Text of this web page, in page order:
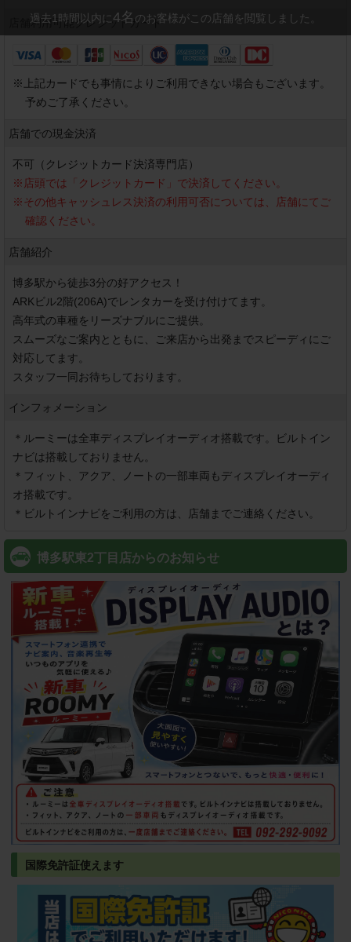
店舗利用可能クレジットカード
※
上記カードでも事情によりご利用できない場合もございます。
予めご了承ください。
店舗での現金決済
不可（クレジットカード決済専門店）
※ 店頭では「クレジットカード」で決済してください。
※その他キャッシュレス決済の利用可否については、店舗にてご
確認ください。
店舗紹介
博多駅から徒歩3分の好アクセス！
ARKビル2階(206A)でレンタカーを受け付けてます。
高年式の車種をリーズナブルにご提供。
スムーズなご案内とともに、ご来店から出発までスピーディにご
対応してます。
インフォメーション
＊ルーミーは全車ディスプレイオーディオ搭載です。ビルトイン
ナビは搭載しておりません。
＊フィット、アクア、ノートの一部車両もディスプレイオーディ
オ搭載です。
＊ビルトインナビをご利用の方は、店舗までご連絡ください。
博多駅東2丁目店からのお知らせ
国際免許証使えます
過去1時間以内に4名 のお客様がこの店舗を閲覧しました。